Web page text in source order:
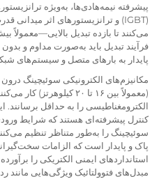
پیشرفته نیمه‌هادی‌ها، به‌ویژه
فرآیند تبدیل باید به‌صورت مداوم و
پایدار به بارهای متصل و سیستم‌های
مکانیزم‌های الکترونیکی سوئیچینگ درون
(معمولاً بین ۱۶ تا ۲۰
الکترومغناطیسی را به حداقل برسانند.
کنترل پیشرفته‌ای هستند که شرایط
سوئیچینگ را به‌طور متناظر تنظیم
پاک و پایدار است که الزامات
استانداردهای ایمنی الکتریکی را